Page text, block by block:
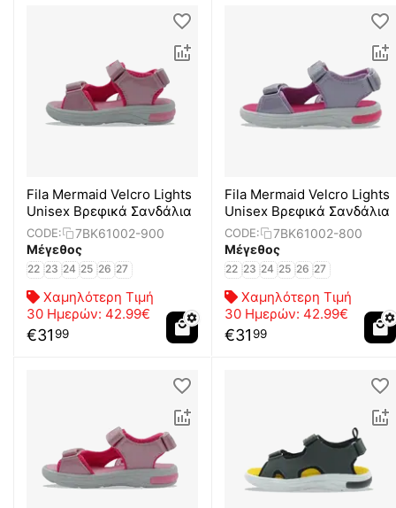
Fila Mermaid Velcro Lights
Unisex Βρεφικά Σανδάλια
CODE:
7BK61002-900
Μέγεθος
22 23 24 25 26 27
Χαμηλότερη Τιμή
30 Ημερών: 42.99€
€31 99
Fila Mermaid Velcro Lights
Unisex Βρεφικά Σανδάλια
CODE:
7BK61002-800
Μέγεθος
22 23 24 25 26 27
Χαμηλότερη Τιμή
30 Ημερών: 42.99€
€31 99